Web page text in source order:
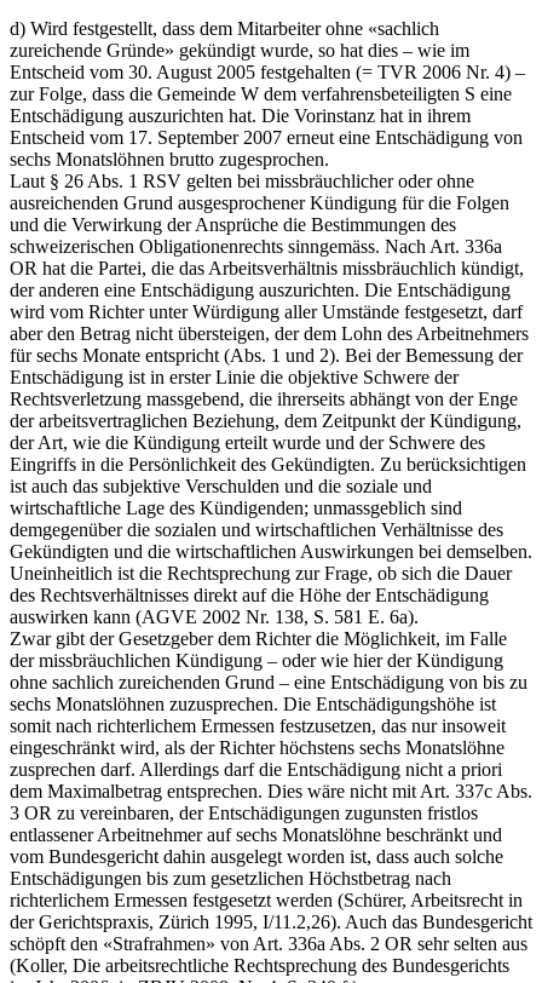
d) Wird festgestellt, dass dem Mitarbeiter ohne «sachlich
zureichende Gründe» gekündigt wurde, so hat dies – wie im
Entscheid vom 30. August 2005 festgehalten (= TVR 2006 Nr. 4) –
zur Folge, dass die Gemeinde W dem verfahrensbeteiligten S eine
Entschädigung auszurichten hat. Die Vorinstanz hat in ihrem
Entscheid vom 17. September 2007 erneut eine Entschädigung von
sechs Monatslöhnen brutto zugesprochen.
Laut § 26 Abs. 1 RSV gelten bei missbräuchlicher oder ohne
ausreichenden Grund ausgesprochener Kündigung für die Folgen
und die Verwirkung der Ansprüche die Bestimmungen des
schweizerischen Obligationenrechts sinngemäss. Nach Art. 336a
OR hat die Partei, die das Arbeitsverhältnis missbräuchlich kündigt,
der anderen eine Entschädigung auszurichten. Die Entschädigung
wird vom Richter unter Würdigung aller Umstände festgesetzt, darf
aber den Betrag nicht übersteigen, der dem Lohn des Arbeitnehmers
für sechs Monate entspricht (Abs. 1 und 2). Bei der Bemessung der
Entschädigung ist in erster Linie die objektive Schwere der
Rechtsverletzung massgebend, die ihrerseits abhängt von der Enge
der arbeitsvertraglichen Beziehung, dem Zeitpunkt der Kündigung,
der Art, wie die Kündigung erteilt wurde und der Schwere des
Eingriffs in die Persönlichkeit des Gekündigten. Zu berücksichtigen
ist auch das subjektive Verschulden und die soziale und
wirtschaftliche Lage des Kündigenden; unmassgeblich sind
demgegenüber die sozialen und wirtschaftlichen Verhältnisse des
Gekündigten und die wirtschaftlichen Auswirkungen bei demselben.
Uneinheitlich ist die Rechtsprechung zur Frage, ob sich die Dauer
des Rechtsverhältnisses direkt auf die Höhe der Entschädigung
auswirken kann (AGVE 2002 Nr. 138, S. 581 E. 6a).
Zwar gibt der Gesetzgeber dem Richter die Möglichkeit, im Falle
der missbräuchlichen Kündigung – oder wie hier der Kündigung
ohne sachlich zureichenden Grund – eine Entschädigung von bis zu
sechs Monatslöhnen zuzusprechen. Die Entschädigungshöhe ist
somit nach richterlichem Ermessen festzusetzen, das nur insoweit
eingeschränkt wird, als der Richter höchstens sechs Monatslöhne
zusprechen darf. Allerdings darf die Entschädigung nicht a priori
dem Maximalbetrag entsprechen. Dies wäre nicht mit Art. 337c Abs.
3 OR zu vereinbaren, der Entschädigungen zugunsten fristlos
entlassener Arbeitnehmer auf sechs Monatslöhne beschränkt und
vom Bundesgericht dahin ausgelegt worden ist, dass auch solche
Entschädigungen bis zum gesetzlichen Höchstbetrag nach
richterlichem Ermessen festgesetzt werden (Schürer, Arbeitsrecht in
der Gerichtspraxis, Zürich 1995, I/11.2,26). Auch das Bundesgericht
schöpft den «Strafrahmen» von Art. 336a Abs. 2 OR sehr selten aus
(Koller, Die arbeitsrechtliche Rechtsprechung des Bundesgerichts